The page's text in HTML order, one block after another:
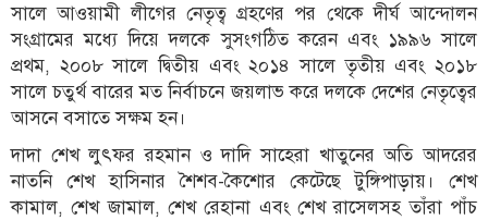
সালে আওয়ামী লীগের নেতৃত্ব গ্রহণের পর থেকে দীর্ঘ আন্দোলন
সংগ্রামের মধ্যে দিয়ে দলকে সুসংগঠিত করেন এবং ১৯৯৬ সালে
প্রথম, ২০০৮ সালে দ্বিতীয় এবং ২০১৪ সালে তৃতীয় এবং ২০১৮
সালে চতুর্থ বারের মত নির্বাচনে জয়লাভ করে দলকে দেশের নেতৃত্বের
আসনে বসাতে সক্ষম হন।
দাদা শেখ লুৎফর রহমান ও দাদি সাহেরা খাতুনের অতি আদরের
নাতনি শেখ হাসিনার শৈশব-কৈশোর কেটেছে টুঙ্গিপাড়ায়। শেখ
কামাল, শেখ জামাল, শেখ রেহানা এবং শেখ রাসেলসহ তাঁরা পাঁচ